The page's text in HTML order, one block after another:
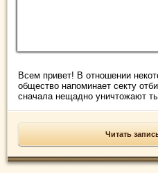
Всем привет! В отношении
общество напоминает секту
сначала нещадно уничтожают
Читать